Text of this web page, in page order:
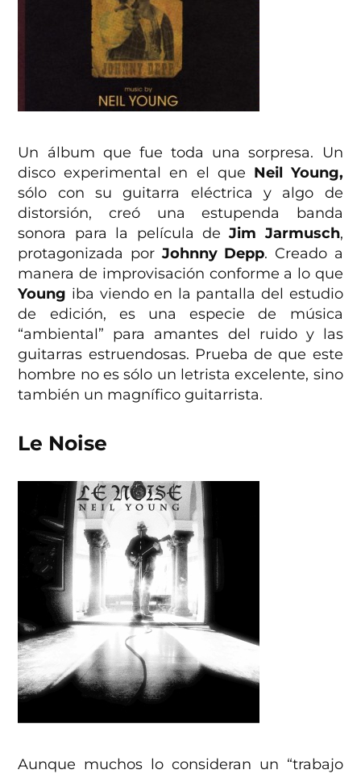
Un álbum que fue toda una sorpresa. Un
disco experimental en el que Neil Young,
sólo con su guitarra eléctrica y algo de
distorsión, creó una estupenda banda
sonora para la película de Jim Jarmusch,
protagonizada por Johnny Depp. Creado a
manera de improvisación conforme a lo que
Young iba viendo en la pantalla del estudio
de edición, es una especie de música
“ambiental” para amantes del ruido y las
guitarras estruendosas. Prueba de que este
hombre no es sólo un letrista excelente, sino
también un magnífico guitarrista.
Le Noise
Aunque muchos lo consideran un “trabajo